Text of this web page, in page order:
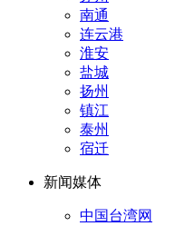
南通
连云港
淮安
盐城
扬州
镇江
泰州
宿迁
新闻媒体
中国台湾网